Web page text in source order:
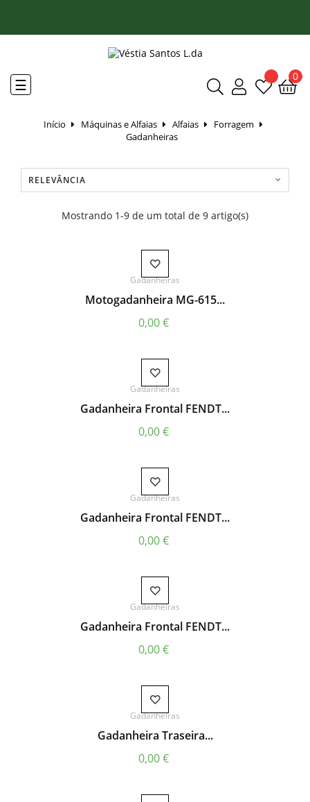
Toggle
navigation
☰ 0
Início Máquinas e Alfaias Alfaias
Forragem
Gadanheiras
RELEVÂNCIA
Mostrando 1-9 de um total de 9 artigo(s)
Gadanheiras
Motogadanheira MG-615...
Preço
0,00 €
Gadanheiras
Gadanheira Frontal FENDT...
Preço
0,00 €
Gadanheiras
Gadanheira Frontal FENDT...
Preço
0,00 €
Gadanheiras
Gadanheira Frontal FENDT...
Preço
0,00 €
Gadanheiras
Gadanheira Traseira...
Preço
0,00 €